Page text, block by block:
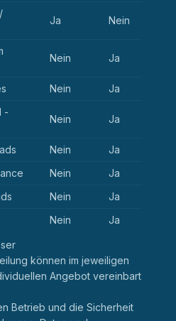
Ja Nein
Nein Ja
Nein
Ja
-
Nein Ja
Nein
Ja
Nein
Ja
Nein
Ja
Nein Ja
können im jeweiligen
Angebot vereinbart
Betrieb und die Sicherheit